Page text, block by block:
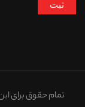
تمام حقوق برای